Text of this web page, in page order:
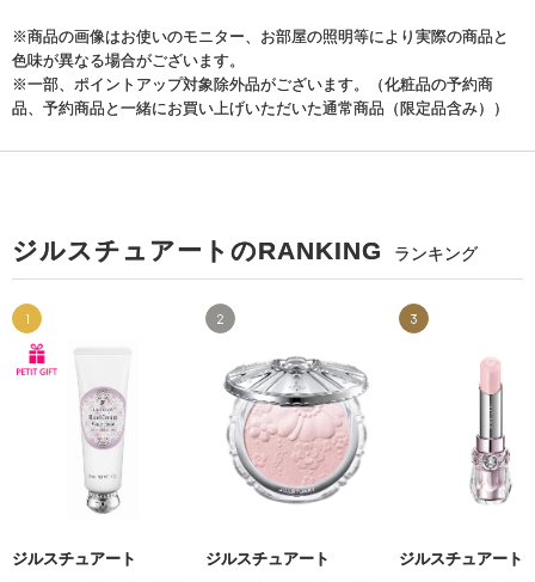
※商品の画像はお使いのモニター、お部屋の照明等により実際の商品と
色味が異なる場合がございます。
※一部、ポイントアップ対象除外品がございます。（化粧品の予約商
品、予約商品と一緒にお買い上げいただいた通常商品（限定品含み））
ジルスチュアートのRANKING ランキング
1
ジルスチュアート
2
ジルスチュアート
3
ジルスチュアート